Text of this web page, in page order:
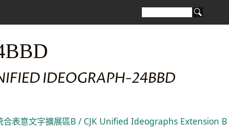
IDEOGRAPH-24BBD
合表意文字擴展區B / CJK Unified Ideographs Extension B